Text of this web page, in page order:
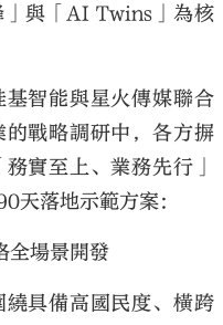
與「 AI Twins 」為核
智能與星火傳媒聯合
戰略調研中，各方摒
實至上、業務先行」
天落地示範方案：
全場景開發
具備高國民度、橫跨